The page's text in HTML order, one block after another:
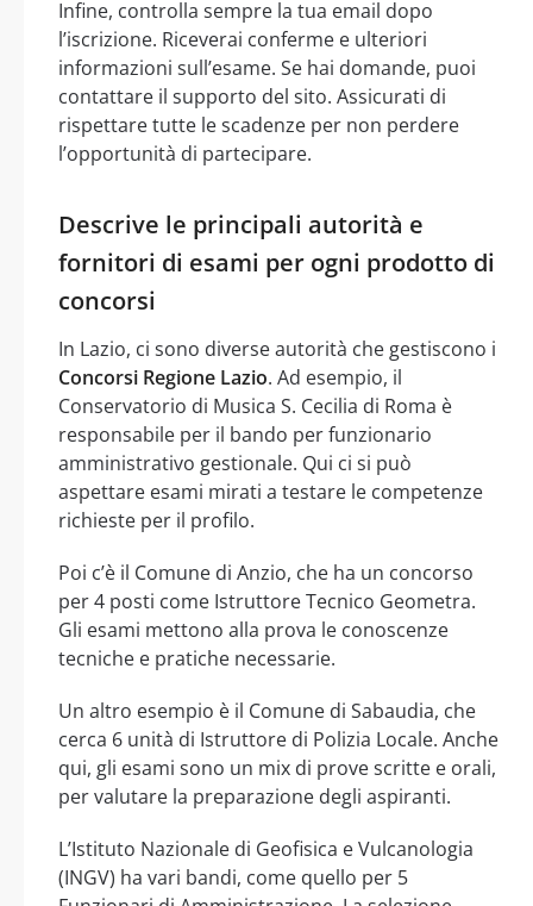
Infine, controlla sempre la tua email dopo
l’iscrizione. Riceverai conferme e ulteriori
informazioni sull’esame. Se hai domande, puoi
contattare il supporto del sito. Assicurati di
rispettare tutte le scadenze per non perdere
l’opportunità di partecipare.
Descrive le principali autorità e
fornitori di esami per ogni prodotto di
concorsi
In Lazio, ci sono diverse autorità che gestiscono i
Concorsi Regione Lazio. Ad esempio, il
Conservatorio di Musica S. Cecilia di Roma è
responsabile per il bando per funzionario
amministrativo gestionale. Qui ci si può
aspettare esami mirati a testare le competenze
richieste per il profilo.
Poi c’è il Comune di Anzio, che ha un concorso
per 4 posti come Istruttore Tecnico Geometra.
Gli esami mettono alla prova le conoscenze
tecniche e pratiche necessarie.
Un altro esempio è il Comune di Sabaudia, che
cerca 6 unità di Istruttore di Polizia Locale. Anche
qui, gli esami sono un mix di prove scritte e orali,
per valutare la preparazione degli aspiranti.
L’Istituto Nazionale di Geofisica e Vulcanologia
(INGV) ha vari bandi, come quello per 5